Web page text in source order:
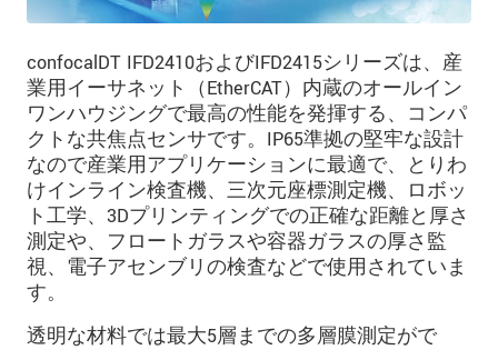
confocalDT IFD2410およびIFD2415シリーズは、産
業用イーサネット（EtherCAT）内蔵のオールイン
ワンハウジングで最高の性能を発揮する、コンパ
クトな共焦点センサです。IP65準拠の堅牢な設計
なので産業用アプリケーションに最適で、とりわ
けインライン検査機、三次元座標測定機、ロボッ
ト工学、3Dプリンティングでの正確な距離と厚さ
測定や、フロートガラスや容器ガラスの厚さ監
視、電子アセンブリの検査などで使用されていま
す。
透明な材料では最大5層までの多層膜測定がで